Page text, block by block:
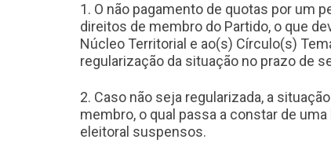
1. O não pagamento de quotas por um
direitos de membro do Partido, o que
Núcleo Territorial e ao(s) Círculo(s)
regularização da situação no prazo de
2. Caso não seja regularizada, a
membro, o qual passa a constar de
eleitoral suspensos.